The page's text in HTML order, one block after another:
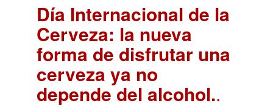
Día Internacional de la
Cerveza: la nueva
forma de disfrutar una
cerveza ya no
depende del alcohol..